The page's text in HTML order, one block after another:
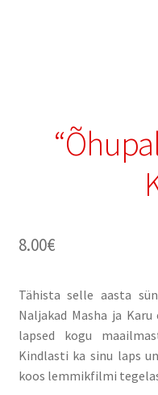
8.00€
Tähista selle aasta
Naljakad Masha ja
lapsed kogu
Kindlasti ka sinu laps
koos lemmikfilmi